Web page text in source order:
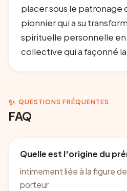
placer sous le patronage
pionnier qui a su
spirituelle personnelle en
collective qui a façonné
✨ QUESTIONS FRÉQUENTES
FAQ
Quelle est l'origine du
intimement liée à la figure
porteur